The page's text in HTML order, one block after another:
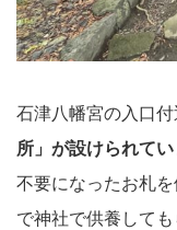
石津八幡宮の入口付
所」が設けられてい
不要になったお札
で神社で供養しても